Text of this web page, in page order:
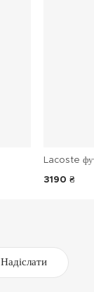
Lacoste
3190 ₴
Надіслати